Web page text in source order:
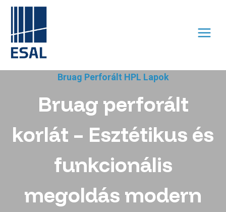
Skip
content
Bruag Perforált HPL Lapok
Bruag perforált
korlát – Esztétikus és
funkcionális
megoldás modern